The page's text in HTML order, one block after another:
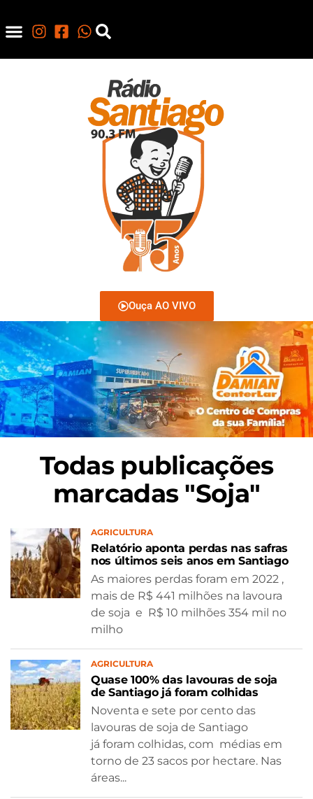
Ouça AO VIVO
Todas publicações
marcadas "Soja"
AGRICULTURA
Relatório aponta perdas nas safras
nos últimos seis anos em Santiago
As maiores perdas foram em 2022 ,
mais de R$ 441 milhões na lavoura
de soja e R$ 10 milhões 354 mil no
milho
AGRICULTURA
Quase 100% das lavouras de soja
de Santiago já foram colhidas
Noventa e sete por cento das
lavouras de soja de Santiago
já foram colhidas, com médias em
torno de 23 sacos por hectare. Nas
áreas...